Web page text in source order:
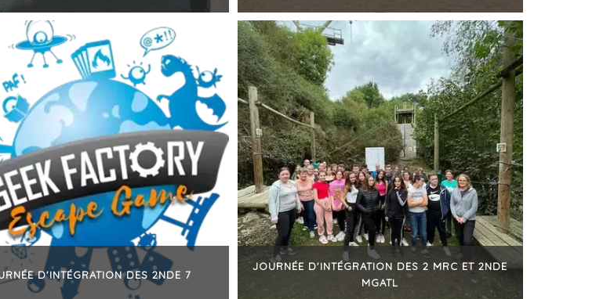
+ +
D'INTÉGRATION DES 2NDE 7
JOURNÉE D'INTÉGRATION DES 2 MRC ET 2NDE
MGATL